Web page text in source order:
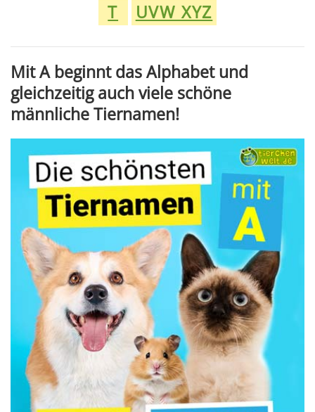
T
UVW XYZ
Mit A beginnt das Alphabet und
gleichzeitig auch viele schöne
männliche Tiernamen!